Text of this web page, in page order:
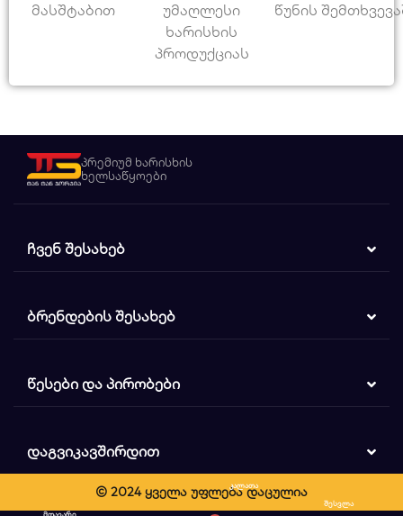
მასშტაბით
უმაღლესი
ხარისხის
პროდუქციას
წუნის
პრემიუმ ხარისხის
ხელსაწყოები
ᲩᲕᲔᲜ ᲨᲔᲡᲐᲮᲔᲑ
ᲑᲠᲔᲜᲓᲔᲑᲘᲡ ᲨᲔᲡᲐᲮᲔᲑ
ᲬᲔᲡᲔᲑᲘ ᲓᲐ ᲞᲘᲠᲝᲑᲔᲑᲘ
ᲓᲐᲒᲕᲘᲙᲐᲕᲨᲘᲠᲓᲘᲗ
© 2024 ყველა უფლება დაცულია
ძიება
კალათა
შესვლა